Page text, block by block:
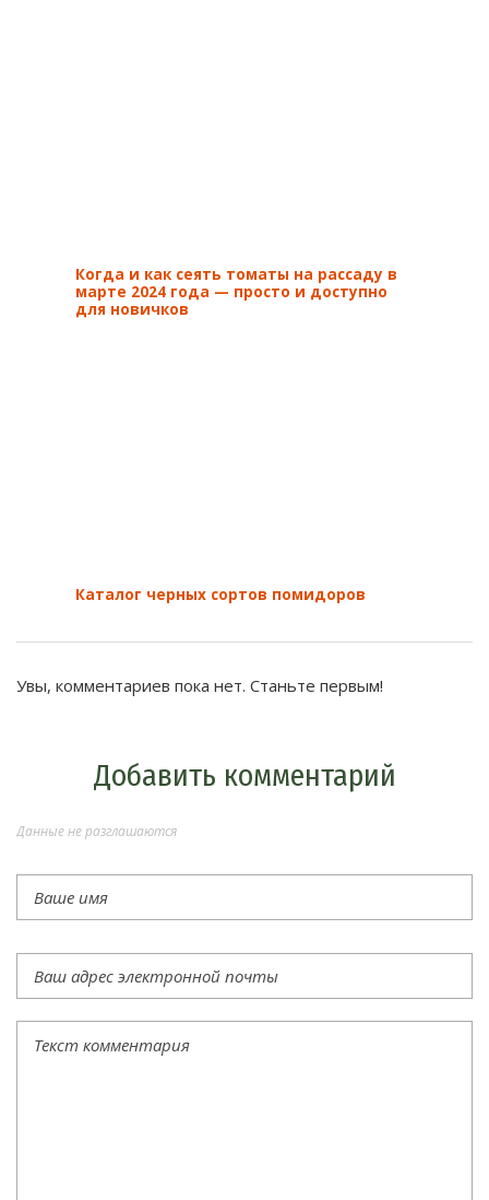
Когда и как сеять томаты на рассаду в
марте 2024 года — просто и доступно
для новичков
Каталог черных сортов помидоров
Увы, комментариев пока нет. Станьте первым!
Добавить комментарий
Данные не разглашаются